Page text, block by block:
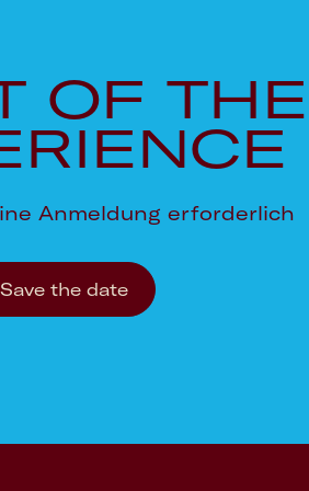
OF
Anmeldung erforderlich
Save the date